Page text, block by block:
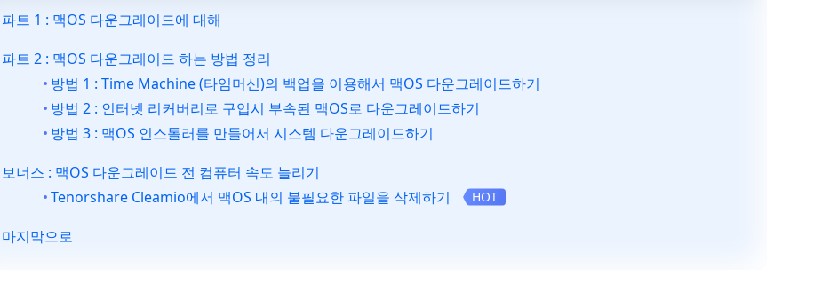
파트 1 : 맥OS 다운그레이드에 대해
파트 2 : 맥OS 다운그레이드 하는 방법 정리
방법 1 : Time Machine (타임머신)의 백업을 이용해서 맥OS 다운그레이드하기
방법 2 : 인터넷 리커버리로 구입시 부속된 맥OS로 다운그레이드하기
방법 3 : 맥OS 인스톨러를 만들어서 시스템 다운그레이드하기
보너스 : 맥OS 다운그레이드 전 컴퓨터 속도 늘리기
Tenorshare Cleamio에서 맥OS 내의 불필요한 파일을 삭제하기
HOT
마지막으로